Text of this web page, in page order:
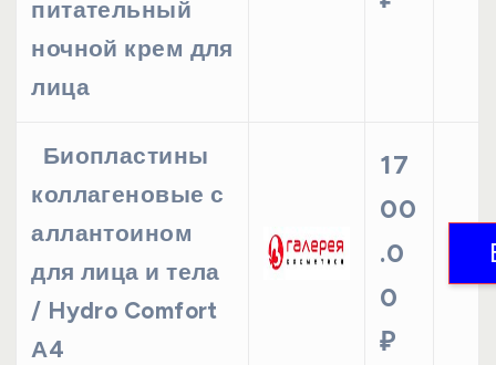
питательный
ночной крем для
лица
Биопластины
коллагеновые с
аллантоином
для лица и тела
/ Hydro Comfort
А4
17
00
.0
0
₽